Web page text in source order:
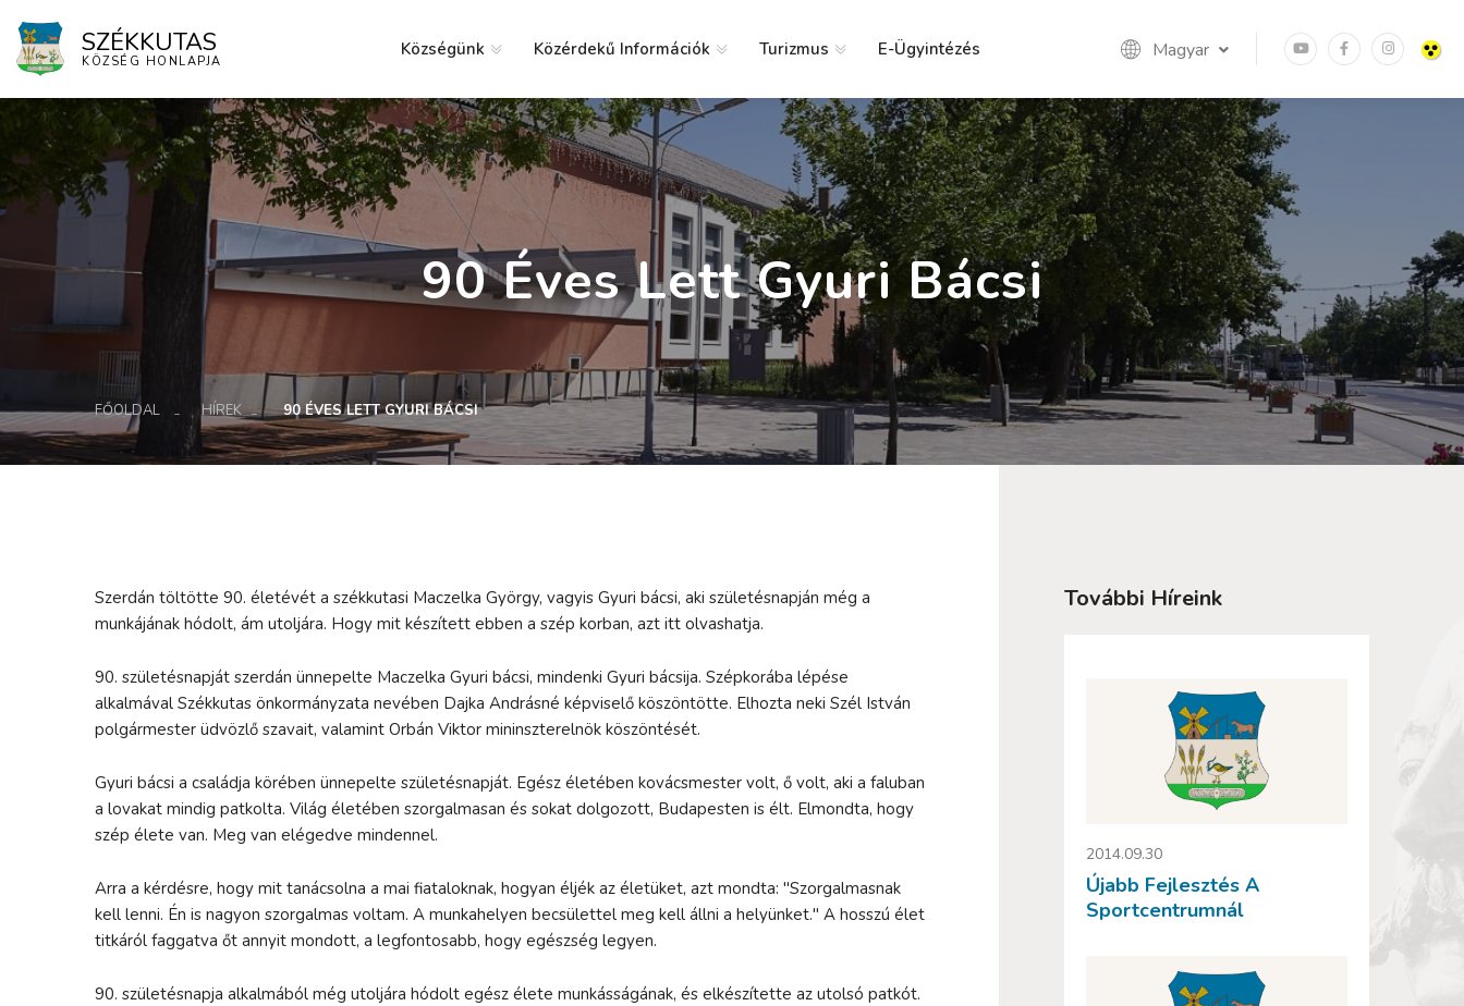
SZÉKKUTAS
KÖZSÉG HONLAPJA Magyar
Községünk Közérdekű Információk Turizmus E-Ügyintézés
Elérhetőség
90 Éves Lett Gyuri Bácsi
FŐOLDAL HÍREK 90 ÉVES LETT GYURI BÁCSI
Szerdán töltötte 90. életévét a székkutasi Maczelka György, vagyis Gyuri bácsi, aki születésnapján még a
munkájának hódolt, ám utoljára. Hogy mit készített ebben a szép korban, azt itt olvashatja.
90. születésnapját szerdán ünnepelte Maczelka Gyuri bácsi, mindenki Gyuri bácsija. Szépkorába lépése
alkalmával Székkutas önkormányzata nevében Dajka Andrásné képviselő köszöntötte. Elhozta neki Szél István
polgármester üdvözlő szavait, valamint Orbán Viktor mininszterelnök köszöntését.
Gyuri bácsi a családja körében ünnepelte születésnapját. Egész életében kovácsmester volt, ő volt, aki a faluban
a lovakat mindig patkolta. Világ életében szorgalmasan és sokat dolgozott, Budapesten is élt. Elmondta, hogy
szép élete van. Meg van elégedve mindennel.
Arra a kérdésre, hogy mit tanácsolna a mai fiataloknak, hogyan éljék az életüket, azt mondta: "Szorgalmasnak
kell lenni. Én is nagyon szorgalmas voltam. A munkahelyen becsülettel meg kell állni a helyünket." A hosszú élet
titkáról faggatva őt annyit mondott, a legfontosabb, hogy egészség legyen.
90. születésnapja alkalmából még utoljára hódolt egész élete munkásságának, és elkészítette az utolsó patkót.
További Híreink
2014.09.30
Újabb Fejlesztés A
Sportcentrumnál